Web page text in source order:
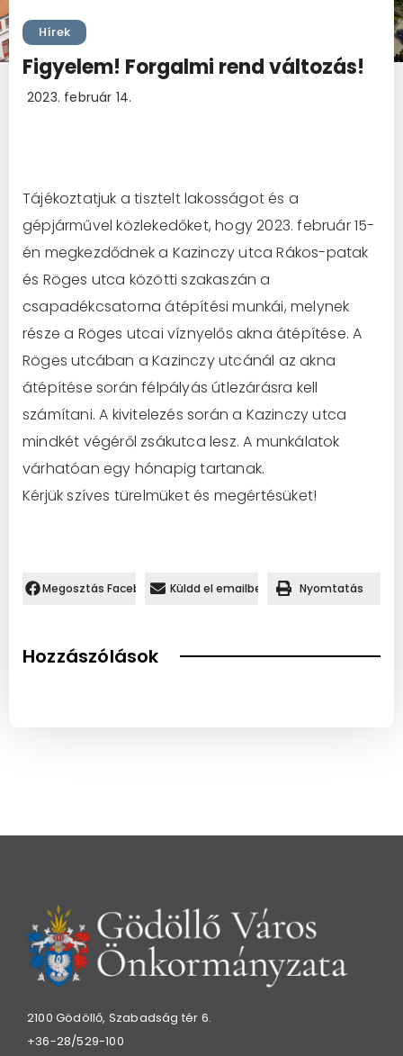
Hírek
Figyelem! Forgalmi rend változás!
2023. február 14.
Tájékoztatjuk a tisztelt lakosságot és a
gépjárművel közlekedőket, hogy 2023. február 15-
én megkezdődnek a Kazinczy utca Rákos-patak
és Röges utca közötti szakaszán a
csapadékcsatorna átépítési munkái, melynek
része a Röges utcai víznyelős akna átépítése. A
Röges utcában a Kazinczy utcánál az akna
átépítése során félpályás útlezárásra kell
számítani. A kivitelezés során a Kazinczy utca
mindkét végéről zsákutca lesz. A munkálatok
várhatóan egy hónapig tartanak.
Kérjük szíves türelmüket és megértésüket!
Megosztás Facebookon.Küldd el emailben Nyomtatás
Hozzászólások
2100 Gödöllő, Szabadság tér 6.
+36-28/529-100